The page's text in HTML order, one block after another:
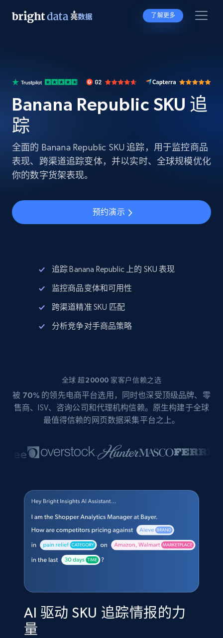
了解更多
Banana Republic SKU 追
踪
全面的 Banana Republic SKU 追踪，用于监控商品
表现、跨渠道追踪变体，并以实时、全球规模优化
你的数字货架表现。
预约演示
追踪 Banana Republic 上的 SKU 表现
监控商品变体和可用性
跨渠道精准 SKU 匹配
分析竞争对手商品策略
全球 超20000 家客户信赖之选
被 70% 的领先电商平台选用，同时也深受顶级品牌、零
售商、ISV、咨询公司和代理机构信赖。原生构建于全球
最值得信赖的网页数据采集平台之上。
AI 驱动 SKU 追踪情报的力
量